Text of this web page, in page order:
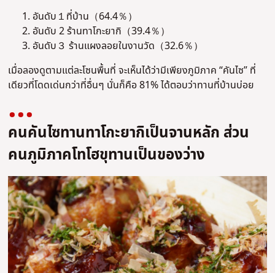
อันดับ１ที่บ้าน（64.4％）
อันดับ 2 ร้านทาโกะยากิ（39.4％）
อันดับ３ ร้านแผงลอยในงานวัด（32.6％）
เมื่อลองดูตามแต่ละโซนพื้นที่ จะเห็นได้ว่ามีเพียงภูมิภาค “คันไซ” ที่
เดียวที่โดดเด่นกว่าที่อื่นๆ นั่นก็คือ 81% ได้ตอบว่าทานที่บ้านบ่อย
คนคันไซทานทาโกะยากิเป็นจานหลัก ส่วน
คนภูมิภาคโทโฮขุทานเป็นของว่าง